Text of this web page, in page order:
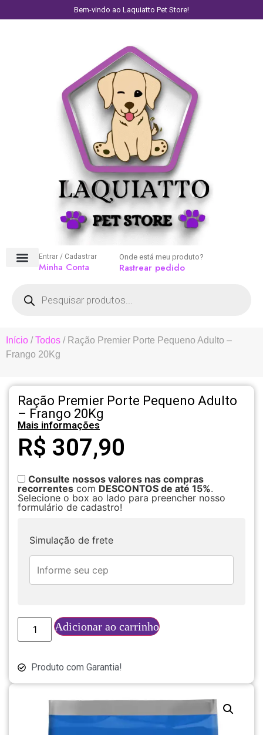
Bem-vindo ao Laquiatto Pet Store!
Entrar / Cadastrar
Minha Conta
Onde está meu produto?
Rastrear pedido
Início /Todos / Ração Premier Porte Pequeno Adulto –
Frango 20Kg
Ração Premier Porte Pequeno Adulto
– Frango 20Kg
Mais informações
R$ 307,90
Consulte nossos valores nas compras
recorrentes com DESCONTOS de até 15%.
Selecione o box ao lado para preencher nosso
formulário de cadastro!
Simulação de frete
Adicionar ao carrinho
Produto com Garantia!